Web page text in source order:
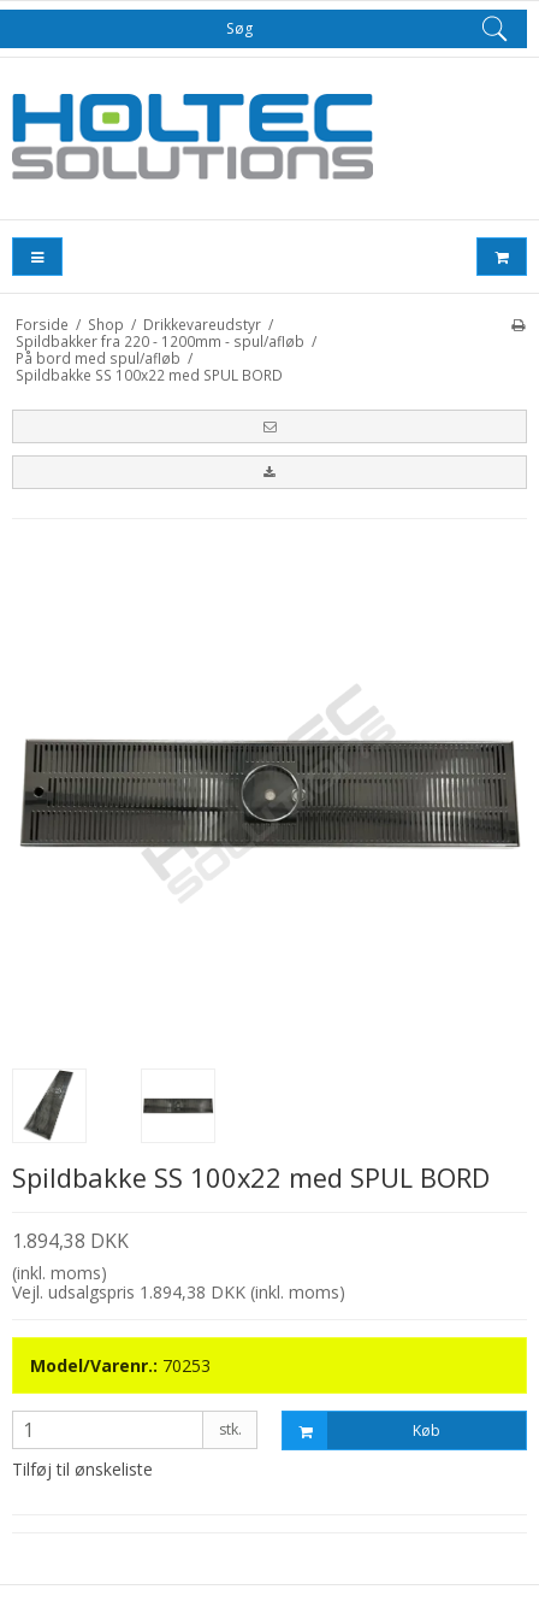
Søg
Forside / Shop / Drikkevareudstyr /
Spildbakker fra 220 - 1200mm - spul/afløb /
På bord med spul/afløb /
Spildbakke SS 100x22 med SPUL BORD
Spildbakke SS 100x22 med SPUL BORD
1.894,38 DKK
(inkl. moms)
Vejl. udsalgspris 1.894,38 DKK (inkl. moms)
Model/Varenr.: 70253
stk. Køb
Tilføj til ønskeliste